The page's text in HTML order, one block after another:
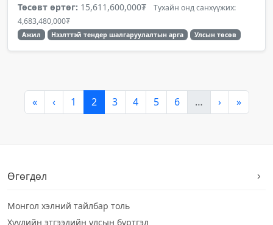
Төсөвт өртөг: 15,611,600,000₮ Тухайн онд санхүүжих:
4,683,480,000₮
Ажил Нээлттэй тендер шалгаруулалтын арга Улсын төсөв
« ‹ 1 2 3 4 5 6 … › »
Өгөгдөл
Монгол хэлний тайлбар толь
Хуулийн этгээдийн улсын бүртгэл